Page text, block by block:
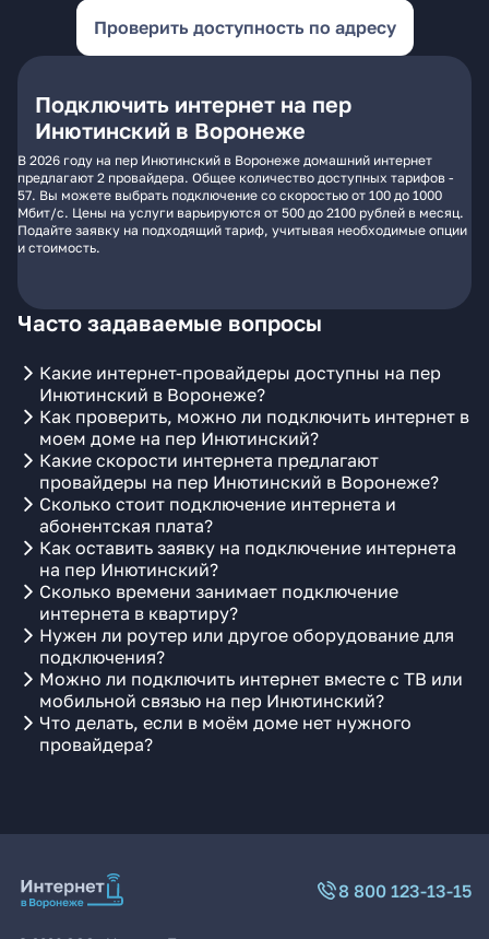
Проверить доступность по адресу
Подключить интернет на пер
Инютинский в Воронеже
В 2026 году на пер Инютинский в Воронеже домашний интернет
предлагают 2 провайдера. Общее количество доступных тарифов -
57. Вы можете выбрать подключение со скоростью от 100 до 1000
Мбит/с. Цены на услуги варьируются от 500 до 2100 рублей в месяц.
Подайте заявку на подходящий тариф, учитывая необходимые опции
и стоимость.
Часто задаваемые вопросы
Какие интернет-провайдеры доступны на пер
Инютинский в Воронеже?
Как проверить, можно ли подключить интернет в
моем доме на пер Инютинский?
Какие скорости интернета предлагают
провайдеры на пер Инютинский в Воронеже?
Сколько стоит подключение интернета и
абонентская плата?
Как оставить заявку на подключение интернета
на пер Инютинский?
Сколько времени занимает подключение
интернета в квартиру?
Нужен ли роутер или другое оборудование для
подключения?
Можно ли подключить интернет вместе с ТВ или
мобильной связью на пер Инютинский?
Что делать, если в моём доме нет нужного
провайдера?
8 800 123-13-15